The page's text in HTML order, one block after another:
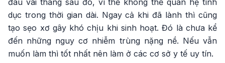
đau vài tháng sau đó, vì thế không thể quan hệ tình
dục trong thời gian dài. Ngay cả khi đã lành thì cũng
tạo sẹo xơ gây khó chịu khi sinh hoạt. Đó là chưa kể
đến những nguy cơ nhiễm trùng nặng nề. Nếu vẫn
muốn làm thì tốt nhất nên làm ở các cơ sở y tế uy tín.